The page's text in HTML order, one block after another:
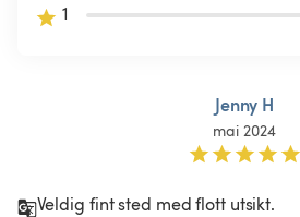
1
Jenny H
mai 2024
Veldig fint sted med flott utsikt.